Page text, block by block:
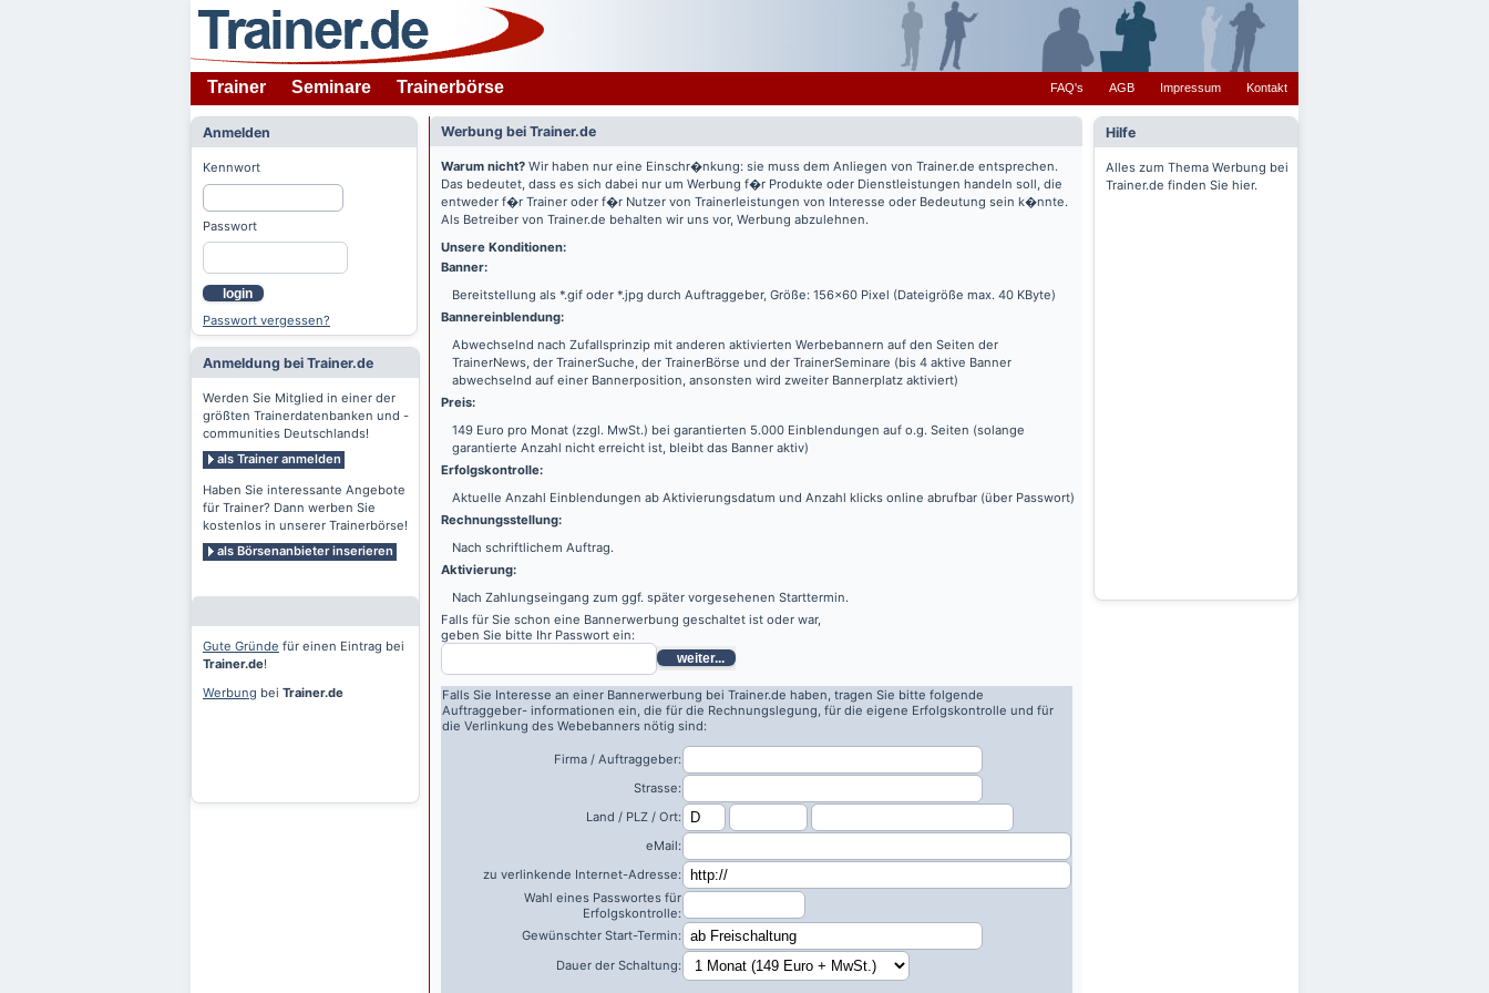
Trainer Seminare Trainerbörse FAQ's AGB Impressum Kontakt
Anmelden
Kennwort
Passwort
login
Passwort vergessen?
Anmeldung bei Trainer.de
Werden Sie Mitglied in einer der
größten Trainerdatenbanken und -
communities Deutschlands!
als Trainer anmelden
Haben Sie interessante Angebote
für Trainer? Dann werben Sie
kostenlos in unserer Trainerbörse!
als Börsenanbieter inserieren
Gute Gründe für einen Eintrag bei
Trainer.de!
Werbung bei Trainer.de
Hilfe
Alles zum Thema Werbung bei
Trainer.de finden Sie hier.
Werbung bei Trainer.de
Warum nicht? Wir haben nur eine Einschr�nkung: sie muss dem Anliegen von Trainer.de entsprechen.
Das bedeutet, dass es sich dabei nur um Werbung f�r Produkte oder Dienstleistungen handeln soll, die
entweder f�r Trainer oder f�r Nutzer von Trainerleistungen von Interesse oder Bedeutung sein k�nnte.
Als Betreiber von Trainer.de behalten wir uns vor, Werbung abzulehnen.
Unsere Konditionen:
Banner:
Bereitstellung als *.gif oder *.jpg durch Auftraggeber, Größe: 156x60 Pixel (Dateigröße max. 40 KByte)
Bannereinblendung:
Abwechselnd nach Zufallsprinzip mit anderen aktivierten Werbebannern auf den Seiten der
TrainerNews, der TrainerSuche, der TrainerBörse und der TrainerSeminare (bis 4 aktive Banner
abwechselnd auf einer Bannerposition, ansonsten wird zweiter Bannerplatz aktiviert)
Preis:
149 Euro pro Monat (zzgl. MwSt.) bei garantierten 5.000 Einblendungen auf o.g. Seiten (solange
garantierte Anzahl nicht erreicht ist, bleibt das Banner aktiv)
Erfolgskontrolle:
Aktuelle Anzahl Einblendungen ab Aktivierungsdatum und Anzahl klicks online abrufbar (über Passwort)
Rechnungsstellung:
Nach schriftlichem Auftrag.
Aktivierung:
Nach Zahlungseingang zum ggf. später vorgesehenen Starttermin.
Falls für Sie schon eine Bannerwerbung geschaltet ist oder war,
geben Sie bitte Ihr Passwort ein:
weiter...
Falls Sie Interesse an einer Bannerwerbung bei Trainer.de haben, tragen Sie bitte folgende
Auftraggeber- informationen ein, die für die Rechnungslegung, für die eigene Erfolgskontrolle und für
die Verlinkung des Webebanners nötig sind:
Firma / Auftraggeber:
Strasse:
Land / PLZ / Ort:
eMail:
zu verlinkende Internet-Adresse:
Wahl eines Passwortes für
Erfolgskontrolle:
Gewünschter Start-Termin:
Dauer der Schaltung: